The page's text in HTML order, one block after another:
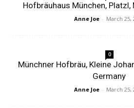
Hofbräuhaus München, Platzl,
Anne Joe - March 25,
0
Münchner Hofbräu, Kleine
Germany
Anne Joe - March 25,